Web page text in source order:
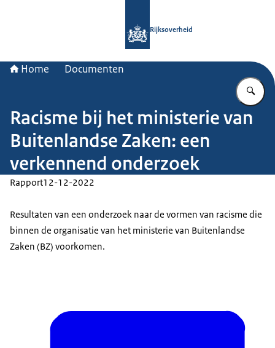
Rijksoverheid
Home Documenten
Racisme bij het ministerie van
Buitenlandse Zaken: een
verkennend onderzoek
Rapport12-12-2022
Resultaten van een onderzoek naar de vormen van racisme die
binnen de organisatie van het ministerie van Buitenlandse
Zaken (BZ) voorkomen.